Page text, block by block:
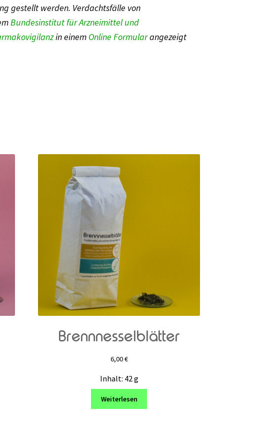
gestellt werden. Verdachtsfälle von
Bundesinstitut für Arzneimittel und
in einem Online Formularangezeigt
Brennnesselblätter
6,00€
Inhalt: 42g
Weiterlesen